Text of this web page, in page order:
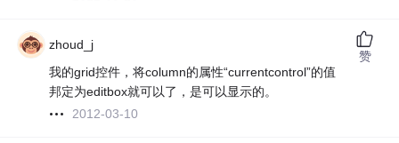
zhoud_j
我的grid控件，将column的属性“currentcontrol”的值
邦定为editbox就可以了，是可以显示的。
2012-03-10
赞